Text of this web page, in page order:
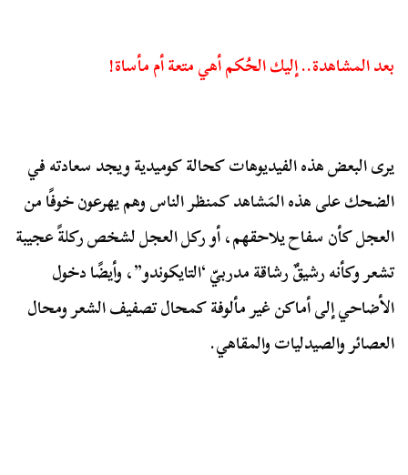
بعد المشاهدة.. إليك الحُكم أهي متعة أم مأساة!
يرى البعض هذه الفيديوهات كحالة كوميدية ويجد سعادته في
الضحك على هذه المَشاهد كمنظر الناس وهم يهرعون خوفًا من
العجل كأن سفاح يلاحقهم، أو ركل العجل لشخص ركلةً عجيبة
تشعر وكأنه رشيقٌ رشاقة مدربيّ ‘التايكوندو”، وأيضًا دخول
الأضاحي إلى أماكن غير مألوفة كمحال تصفيف الشعر ومحال
العصائر والصيدليات والمقاهي.